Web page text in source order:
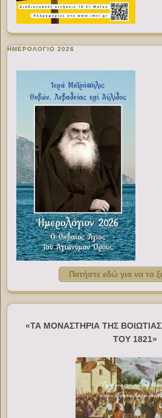
ΗΜΕΡΟΛΟΓΙΟ 2026
Πατήστε εδώ για να το
«ΤΑ ΜΟΝΑΣΤΗΡΙΑ ΤΗΣ
ΤΟΥ 1821»